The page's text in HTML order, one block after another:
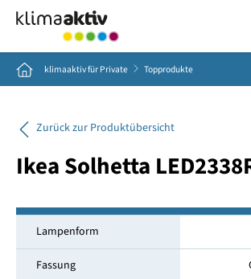
Home klimaaktiv für Private Topprodukte
Zurück zur Produktübersicht
Ikea Solhetta
Lampenform
Fassung